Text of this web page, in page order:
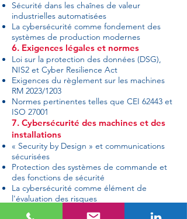
Sécurité dans les chaînes de valeur
industrielles automatisées
La cybersécurité comme fondement des
systèmes de production modernes
6. Exigences légales et normes
Loi sur la protection des données (DSG),
NIS2 et Cyber Resilience Act
Exigences du règlement sur les machines
RM 2023/1203
Normes pertinentes telles que CEI 62443 et
ISO 27001
7. Cybersécurité des machines et des
installations
« Security by Design » et communications
sécurisées
Protection des systèmes de commande et
des fonctions de sécurité
La cybersécurité comme élément de
l'évaluation des risques
8. Méthodologie et format de